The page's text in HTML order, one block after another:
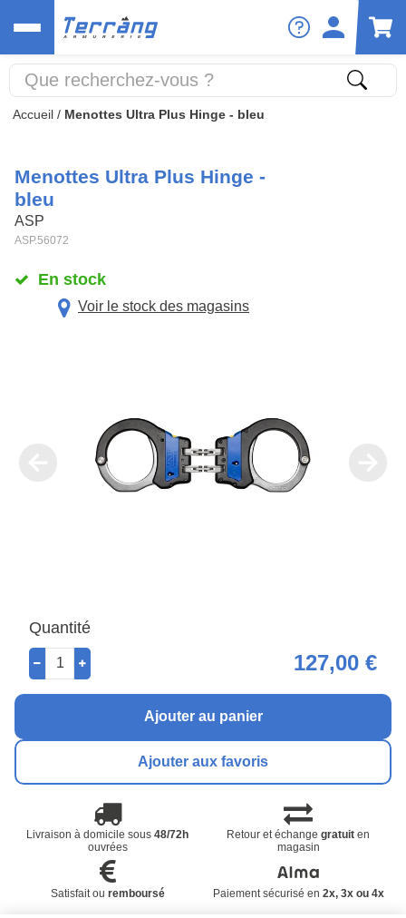
Accueil / Menottes Ultra Plus Hinge - bleu
Menottes Ultra Plus Hinge -
bleu
ASP
ASP.56072
En stock
Voir le stock des magasins
Quantité
127,00 €
Ajouter au panier
Ajouter aux favoris
Livraison à domicile sous48/72h
ouvrées
Retour et échangegratuit en
magasin
Satisfait ou remboursé Paiement sécurisé en 2x, 3x ou 4x